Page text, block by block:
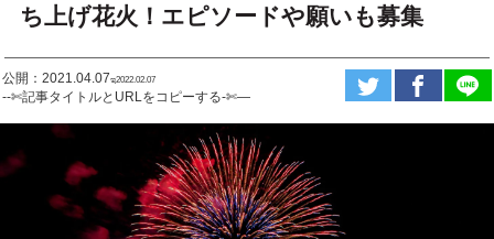
ち上げ花火！エピソードや願いも募集
公開：2021.04.07ಇ2022.02.07
--✄記事タイトルとURLをコピーする-✄—